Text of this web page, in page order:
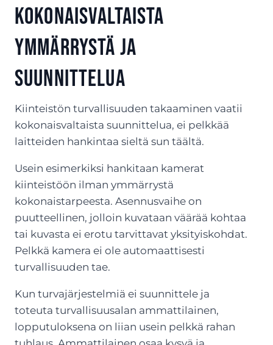
kokonaisvaltaista
ymmärrystä ja
suunnittelua
Kiinteistön turvallisuuden takaaminen vaatii
kokonaisvaltaista suunnittelua, ei pelkkää
laitteiden hankintaa sieltä sun täältä.
Usein esimerkiksi hankitaan kamerat
kiinteistöön ilman ymmärrystä
kokonaistarpeesta. Asennusvaihe on
puutteellinen, jolloin kuvataan väärää kohtaa
tai kuvasta ei erotu tarvittavat yksityiskohdat.
Pelkkä kamera ei ole automaattisesti
turvallisuuden tae.
Kun turvajärjestelmiä ei suunnittele ja
toteuta turvallisuusalan ammattilainen,
lopputuloksena on liian usein pelkkä rahan